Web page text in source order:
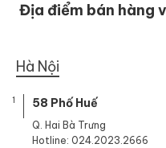
Địa điểm bán hàng
Hà Nội
1 58 Phố Huế
Q. Hai Bà Trưng
Hotline: 024.2023.2666